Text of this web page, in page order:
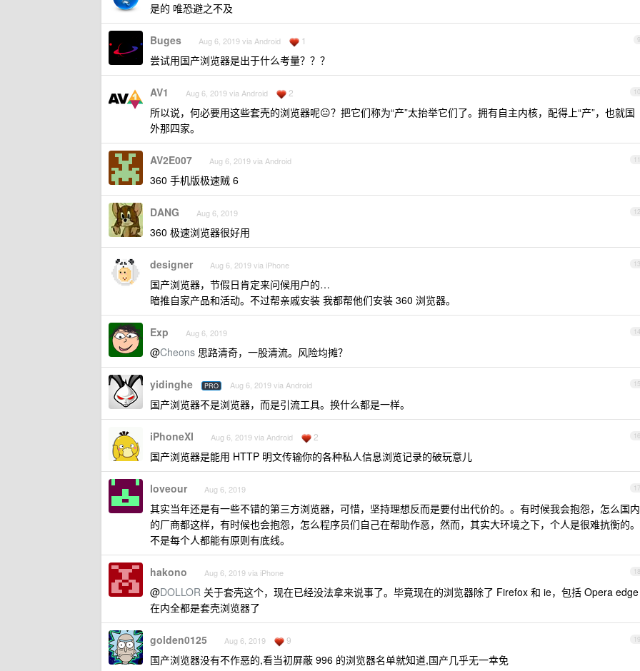
是的 唯恐避之不及
9
Buges Aug 6, 2019 via Android 1
尝试用国产浏览器是出于什么考量？？？
10
AV1 Aug 6, 2019 via Android 2
所以说，何必要用这些套壳的浏览器呢😐？把它们称为“产”太抬举它们了。拥有自主内核，配得上“产”，也就国
外那四家。
11
AV2E007 Aug 6, 2019 via Android
360 手机版极速贼 6
12
DANG Aug 6, 2019
360 极速浏览器很好用
13
designer Aug 6, 2019 via iPhone
国产浏览器，节假日肯定来问候用户的…
暗推自家产品和活动。不过帮亲戚安装 我都帮他们安装 360 浏览器。
14
Exp Aug 6, 2019
@Cheons 思路清奇，一股清流。风险均摊？
15
yidinghe PRO Aug 6, 2019 via Android
国产浏览器不是浏览器，而是引流工具。换什么都是一样。
16
iPhoneXI Aug 6, 2019 via Android 2
国产浏览器是能用 HTTP 明文传输你的各种私人信息浏览记录的破玩意儿
17
loveour Aug 6, 2019
其实当年还是有一些不错的第三方浏览器，可惜，坚持理想反而是要付出代价的。。有时候我会抱怨，怎么国内
的厂商都这样，有时候也会抱怨，怎么程序员们自己在帮助作恶，然而，其实大环境之下，个人是很难抗衡的。
不是每个人都能有原则有底线。
18
hakono Aug 6, 2019 via iPhone
@DOLLOR 关于套壳这个，现在已经没法拿来说事了。毕竟现在的浏览器除了 Firefox 和 ie，包括 Opera edge
在内全都是套壳浏览器了
19
golden0125 Aug 6, 2019 9
国产浏览器没有不作恶的,看当初屏蔽 996 的浏览器名单就知道,国产几乎无一幸免